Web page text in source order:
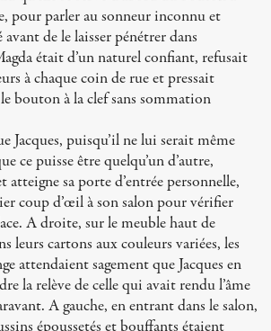
pour parler au sonneur inconnu et
de le laisser pénétrer dans
était d’un naturel confiant, refusait
à chaque coin de rue et pressait
bouton à la clef sans sommation
Jacques, puisqu’il ne lui serait même
ce puisse être quelqu’un d’autre,
atteigne sa porte d’entrée personnelle,
coup d’œil à son salon pour vérifier
A droite, sur le meuble haut de
leurs cartons aux couleurs variées, les
attendaient sagement que Jacques en
la relève de celle qui avait rendu l’âme
A gauche, en entrant dans le salon,